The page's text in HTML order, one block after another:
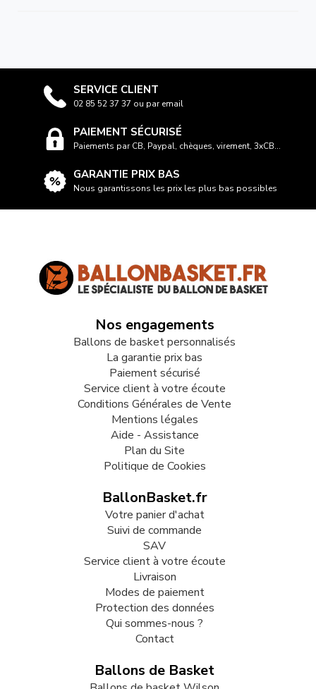
SERVICE CLIENT
02 85 52 37 37 ou par email
PAIEMENT SÉCURISÉ
Paiements par CB, Paypal, chèques, virement, 3xCB...
GARANTIE PRIX BAS
Nous garantissons les prix les plus bas possibles
Nos engagements
Ballons de basket personnalisés
La garantie prix bas
Paiement sécurisé
Service client à votre écoute
Conditions Générales de Vente
Mentions légales
Aide - Assistance
Plan du Site
Politique de Cookies
BallonBasket.fr
Votre panier d'achat
Suivi de commande
SAV
Service client à votre écoute
Livraison
Modes de paiement
Protection des données
Qui sommes-nous ?
Contact
Ballons de Basket